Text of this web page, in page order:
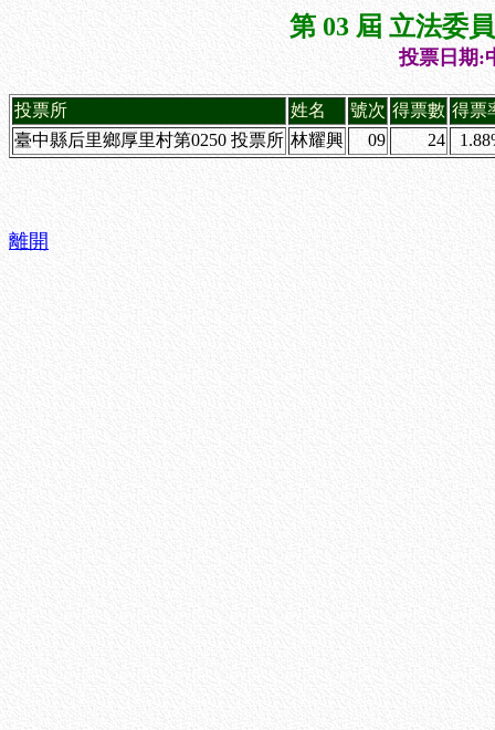
第 03 屆 立法委
投票日期:
投票所 姓名 號次 得票數 得票
臺中縣后里鄉厚里村第0250 投票所 林耀興 09 24
離開